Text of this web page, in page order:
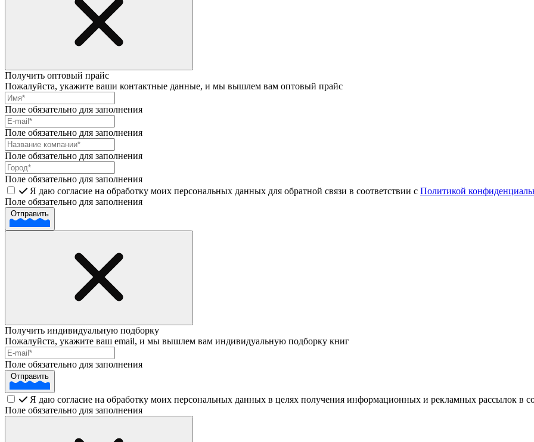
Получить оптовый прайс
Пожалуйста, укажите ваши контактные данные, и мы вышлем вам оптовый прайс
Поле обязательно для заполнения
Поле обязательно для заполнения
Поле обязательно для заполнения
Поле обязательно для заполнения
Я даю согласие на обработку моих персональных данных для обратной связи в соответствии с Политикой
Поле обязательно для заполнения
Отправить
Получить индивидуальную подборку
Пожалуйста, укажите ваш email, и мы вышлем вам индивидуальную подборку книг
Поле обязательно для заполнения
Отправить
Я даю согласие на обработку моих персональных данных в целях получения информационных и рекламных рассылок в
Поле обязательно для заполнения